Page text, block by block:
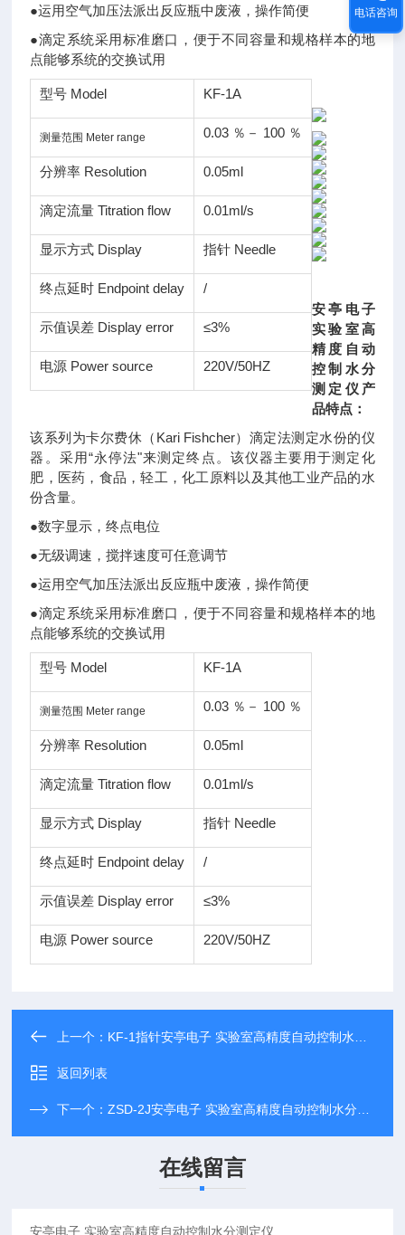
●运用空气加压法派出反应瓶中废液，操作简便
●滴定系统采用标准磨口，便于不同容量和规格样本的地
点能够系统的交换试用
型号 Model KF-1A
测量范围 Meter range 0.03 ％－ 100 ％
分辨率 Resolution 0.05ml
滴定流量 Titration flow 0.01ml/s
显示方式 Display 指针 Needle
终点延时 Endpoint delay /
示值误差 Display error ≤3%
电源 Power source 220V/50HZ
安亭电子
实验室高
精度自动
控制水分
测定仪 产
品特点：
该系列为卡尔费休（Kari Fishcher）滴定法测定水份的仪
器。采用“永停法"来测定终点。该仪器主要用于测定化
肥，医药，食品，轻工，化工原料以及其他工业产品的水
份含量。
●数字显示，终点电位
●无级调速，搅拌速度可任意调节
●运用空气加压法派出反应瓶中废液，操作简便
●滴定系统采用标准磨口，便于不同容量和规格样本的地
点能够系统的交换试用
型号 Model KF-1A
测量范围 Meter range 0.03 ％－ 100 ％
分辨率 Resolution 0.05ml
滴定流量 Titration flow 0.01ml/s
显示方式 Display 指针 Needle
终点延时 Endpoint delay /
示值误差 Display error ≤3%
电源 Power source 220V/50HZ
上一个： KF-1指针安亭电子 实验室高精度自动控制水分测定仪
返回列表
下一个：ZSD-2J安亭电子 实验室高精度自动控制水分测定仪
在线留言
电话咨询